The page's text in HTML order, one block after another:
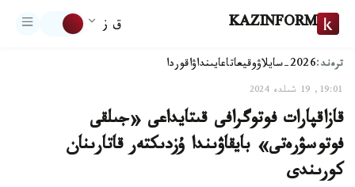
KAZINFORM ق ز
ترەند:2026-سايلاۋ وقيعاتاعايىنداۋاقوردا
19:01, 19 شىلدە 2024
قازاقپارات فوتوگرافى قىتايداعى «جىلقى
فوتوسۋرەتى» بايقاۋىندا ۇزدىكتەر قاتارىنان
كورىندى